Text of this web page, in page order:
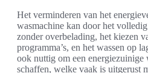
Het verminderen van het
wasmachine kan door het
zonder overbelading, het kiezen
programma’s, en het wassen op
ook nuttig om een energiezuinige
schaffen, welke vaak is uitgerust